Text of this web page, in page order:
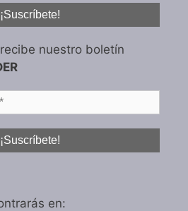
nuestro boletín
en: